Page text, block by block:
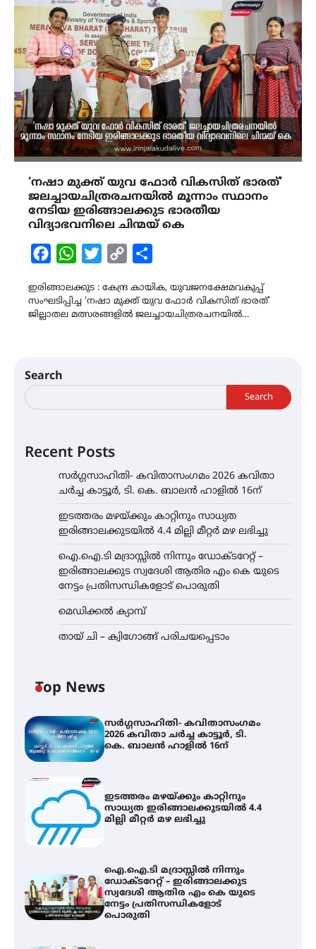
‘നഷാ മുക്ത് യുവ ഫോർ വികസിത് ഭാരത്’
ജലച്ചായചിത്രരചനയിൽ മൂന്നാം സ്ഥാനം
നേടിയ ഇരിങ്ങാലക്കുട ഭാരതീയ
വിദ്യാഭവനിലെ ചിന്മയ് കെ
FacebookWhatsAppTwitterCopy
ഇരിങ്ങാലക്കുട : കേന്ദ്ര കായിക, യുവജനക്ഷേമവകുപ്പ്
സംഘടിപ്പിച്ച ‘നഷാ മുക്ത് യുവ ഫോർ വികസിത് ഭാരത്’
ജില്ലാതല മത്സരങ്ങളിൽ ജലച്ചായചിത്രരചനയിൽ…
Search
Search
Recent Posts
സർഗ്ഗസാഹിതി- കവിതാസംഗമം 2026 കവിതാ
ചർച്ച കാട്ടൂർ, ടി. കെ. ബാലൻ ഹാളിൽ 16ന്
ഇടത്തരം മഴയ്ക്കും കാറ്റിനും സാധ്യത
ഇരിങ്ങാലക്കുടയിൽ 4.4 മില്ലി മീറ്റർ മഴ ലഭിച്ചു
ഐ.ഐ.ടി മദ്രാസ്സിൽ നിന്നും ഡോക്ടറേറ്റ് –
ഇരിങ്ങാലക്കുട സ്വദേശി ആതിര എം കെ യുടെ
നേട്ടം പ്രതിസന്ധികളോട് പൊരുതി
മെഡിക്കൽ ക്യാമ്പ്
തായ് ചി – ക്വിഗോങ്ങ് പരിചയപ്പെടാം
Top News
സർഗ്ഗസാഹിതി- കവിതാസംഗമം
2026 കവിതാ ചർച്ച കാട്ടൂർ, ടി.
കെ. ബാലൻ ഹാളിൽ 16ന്
ഇടത്തരം മഴയ്ക്കും കാറ്റിനും
സാധ്യത ഇരിങ്ങാലക്കുടയിൽ 4.4
മില്ലി മീറ്റർ മഴ ലഭിച്ചു
ഐ.ഐ.ടി മദ്രാസ്സിൽ നിന്നും
ഡോക്ടറേറ്റ് – ഇരിങ്ങാലക്കുട
സ്വദേശി ആതിര എം കെ യുടെ
നേട്ടം പ്രതിസന്ധികളോട്
പൊരുതി